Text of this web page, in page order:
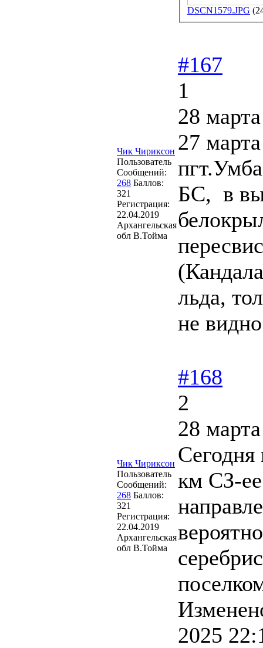
DSCN1579.JPG
Чик Чириксон
Пользователь
Сообщений:
268 Баллов:
321
Регистрация:
22.04.2019
Архангельская
обл В.Тойма
#167
1
28
27
БС, в
льда,
не
Чик Чириксон
Пользователь
Сообщений:
268 Баллов:
321
Регистрация:
22.04.2019
Архангельская
обл В.Тойма
#168
2
28
Сегодня
км СЗ-
2025